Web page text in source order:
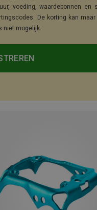
voeding, waardebonnen en
De korting kan maar
niet mogelijk.